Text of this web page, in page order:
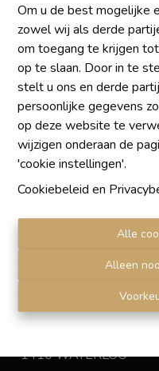
Om u de best mogelijke
zowel wij als derde
om toegang te krijgen
op te slaan. Door in te
stelt u ons en derde
persoonlijke gegevens
op deze website te
wijzigen onderaan de
'cookie instellingen'.
Cookiebeleid en
Alle
Alleen
Chaque agence est
indépendante
SRL IMMO Water
Agrétion I.P.I. N°
RC professionnelle et
N° 730.390.160
Institut professionnel
Luxembourg 16 B,
déontologiede l'Institut
Privacy
1410 WATERLOO